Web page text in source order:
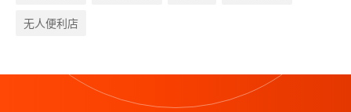
无人便利店